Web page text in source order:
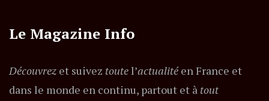
Le Magazine Info
Découvrez et suivez toutel’actualitéen France et
dans le monde en continu, partout et à tout